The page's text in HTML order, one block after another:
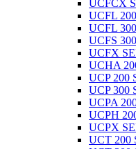
UCFCX
UCFL
UCFL
UCFS
UCFX
UCHA
UCP 200
UCP 300
UCPA
UCPH
UCPX
UCT 200